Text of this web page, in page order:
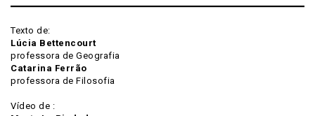
Texto de:
Lúcia Bettencourt
professora de Geografia
Catarina Ferrão
professora de Filosofia
Vídeo de :